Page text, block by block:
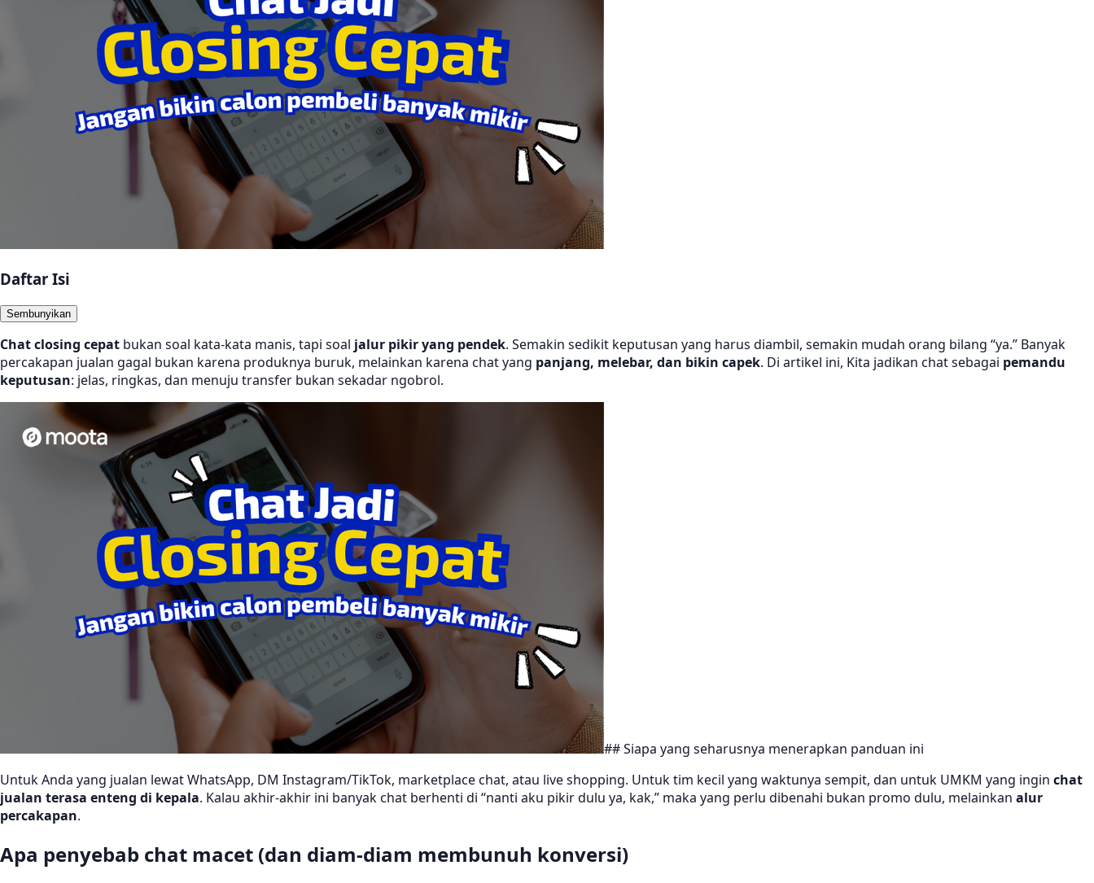
Daftar Isi
Sembunyikan
Chat closing cepat bukan soal kata-kata manis, tapi soal jalur pikir yang pendek. Semakin sedikit keputusan yang harus diambil, semakin mudah orang bilang “ya.” Banyak
percakapan jualan gagal bukan karena produknya buruk, melainkan karena chat yang panjang, melebar, dan bikin capek. Di artikel ini, Kita jadikan chat sebagai pemandu
keputusan: jelas, ringkas, dan menuju transfer bukan sekadar ngobrol.
## Siapa yang seharusnya menerapkan panduan ini
Untuk Anda yang jualan lewat WhatsApp, DM Instagram/TikTok, marketplace chat, atau live shopping. Untuk tim kecil yang waktunya sempit, dan untuk UMKM yang ingin chat
jualan terasa enteng di kepala. Kalau akhir-akhir ini banyak chat berhenti di “nanti aku pikir dulu ya, kak,” maka yang perlu dibenahi bukan promo dulu, melainkan alur
percakapan.
Apa penyebab chat macet (dan diam-diam membunuh konversi)